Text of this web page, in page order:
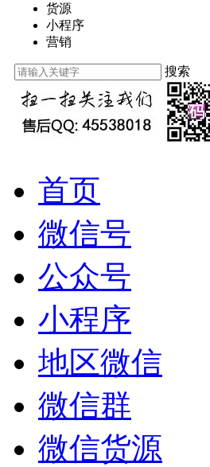
货源
小程序
营销
搜索
首页
微信号
公众号
小程序
地区微信
微信群
微信货源